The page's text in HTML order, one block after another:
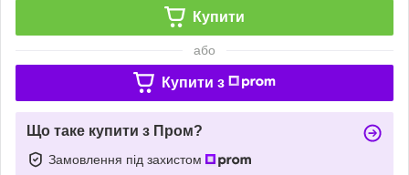
Купити
або
Купити з
Що таке купити з Пром?
Замовлення під захистом